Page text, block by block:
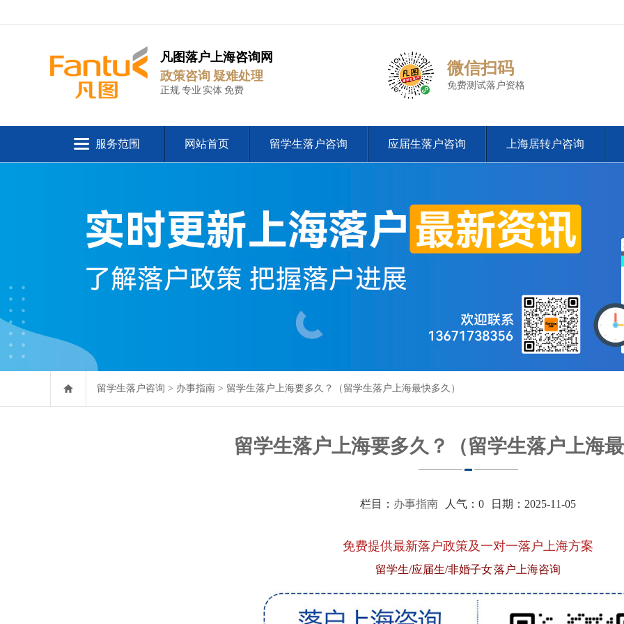
凡图落户上海咨询网
政策咨询 疑难处理
正规 专业 实体 免费
微信扫码
免费测试落户资格
服务范围 网站首页 留学生落户咨询 应届生落户咨询 上海居转户咨询
留学生落户咨询 > 办事指南 > 留学生落户上海要多久？（留学生落户上海最快多久）
留学生落户上海要多久？（留学生落户上海
栏目： 办事指南 人气： 0 日期：2025-11-05
免费提供最新落户政策及一对一落户上海方案
留学生/应届生/非婚子女 落户上海咨询